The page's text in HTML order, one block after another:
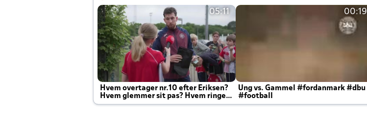
05:11
Hvem overtager nr.10 efter Eriksen?
Hvem glemmer sit pas? Hvem ringer
Joachim altid til efter kampe?
00:19
Ung vs. Gammel #fordanmark #dbu
#football